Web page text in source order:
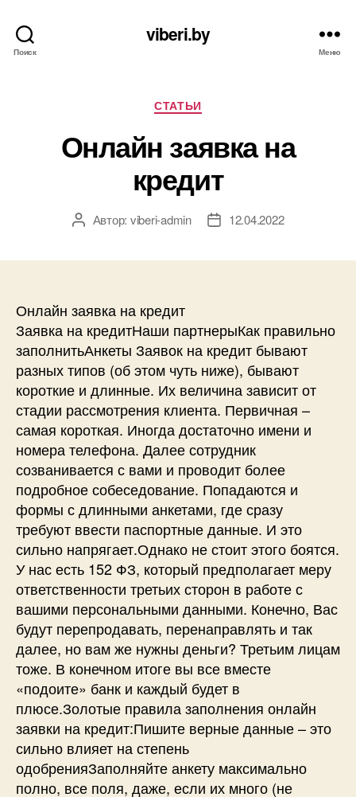
Поиск
viberi.by
Меню
Рубрики
СТАТЬИ
Онлайн заявка на
кредит
АвторАвтор: viberi-admin
Дата12.04.2022
Онлайн заявка на кредит
Заявка на кредитНаши партнерыКак правильно
заполнитьАнкеты Заявок на кредит бывают
разных типов (об этом чуть ниже), бывают
короткие и длинные. Их величина зависит от
стадии рассмотрения клиента. Первичная –
самая короткая. Иногда достаточно имени и
номера телефона. Далее сотрудник
созванивается с вами и проводит более
подробное собеседование. Попадаются и
формы с длинными анкетами, где сразу
требуют ввести паспортные данные. И это
сильно напрягает.Однако не стоит этого боятся.
У нас есть 152 ФЗ, который предполагает меру
ответственности третьих сторон в работе с
вашими персональными данными. Конечно, Вас
будут перепродавать, перенаправлять и так
далее, но вам же нужны деньги? Третьим лицам
тоже. В конечном итоге вы все вместе
«подоите» банк и каждый будет в
плюсе.Золотые правила заполнения онлайн
заявки на кредит:Пишите верные данные – это
сильно влияет на степень
одобренияЗаполняйте анкету максимально
полно, все поля, даже, если их много (не